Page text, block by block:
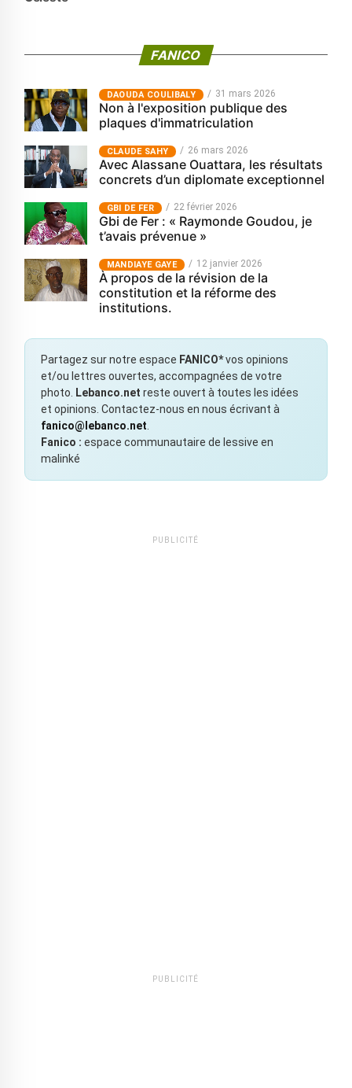
FANICO
‎DAOUDA COULIBALY 31 mars 2026
Non à l'exposition publique des
plaques d'immatriculation
CLAUDE SAHY 26 mars 2026
Avec Alassane Ouattara, les résultats
concrets d’un diplomate exceptionnel
GBI DE FER 22 février 2026
Gbi de Fer : « Raymonde Goudou, je
t’avais prévenue »
MANDIAYE GAYE 12 janvier 2026
À propos de la révision de la
constitution et la réforme des
institutions.
Partagez sur notre espace FANICO*vos opinions
et/ou lettres ouvertes, accompagnées de votre
photo.
Lebanco.net reste ouvert à toutes les idées
et opinions. Contactez-nous en nous écrivant à
fanico@lebanco.net
Fanico : espace communautaire de lessive en
malinké
PUBLICITÉ
PUBLICITÉ